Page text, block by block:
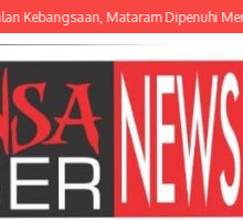
Mataram Dipenuhi Merah